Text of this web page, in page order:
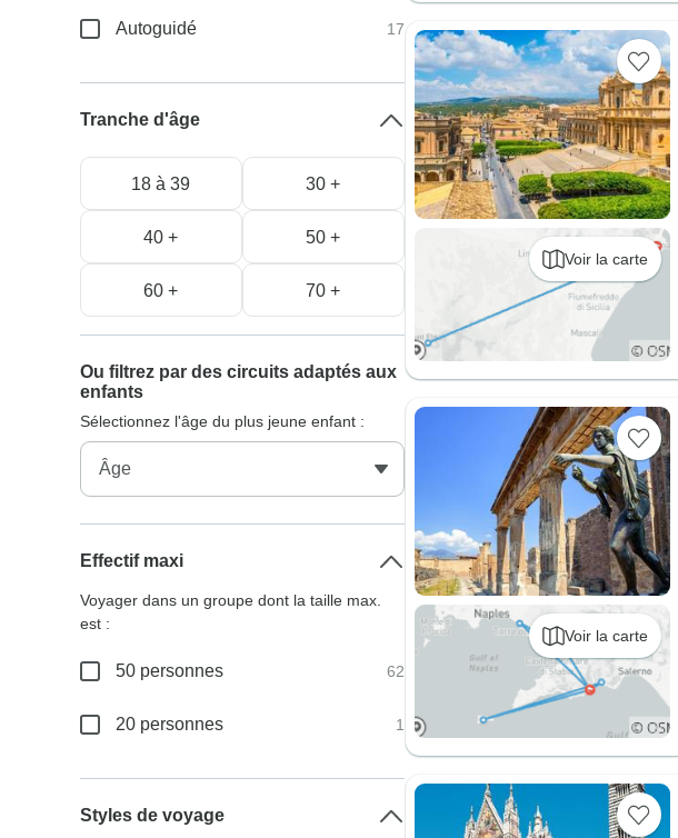
Voir la carte
Voir la carte
Autoguidé 17
Tranche d'âge
18 à 39 30 +
40 + 50 +
60 + 70 +
Ou filtrez par des circuits adaptés aux
enfants
Sélectionnez l'âge du plus jeune enfant :
Effectif maxi
Voyager dans un groupe dont la taille max.
est :
50 personnes 62
20 personnes 1
Styles de voyage